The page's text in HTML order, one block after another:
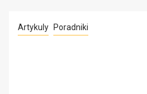
Artykuly Poradniki